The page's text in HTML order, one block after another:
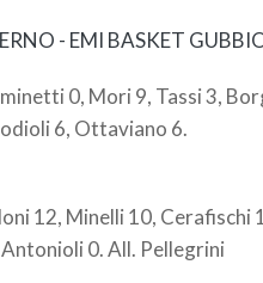
- EMI BASKET
0, Mori 9, Tassi 3,
6, Ottaviano 6.
12, Minelli 10,
0. All. Pellegrini